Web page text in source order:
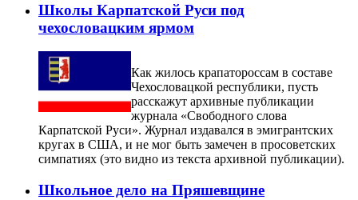
Школы Карпатской Руси под
чехословацким ярмом
Как жилось крапатороссам в составе
Чехословацкой республики, пусть
расскажут архивные публикации
журнала «Свободного слова
Карпатской Руси». Журнал издавался в эмигрантских
кругах в США, и не мог быть замечен в просоветских
симпатиях (это видно из текста архивной публикации).
Школьное дело на Пряшевщине